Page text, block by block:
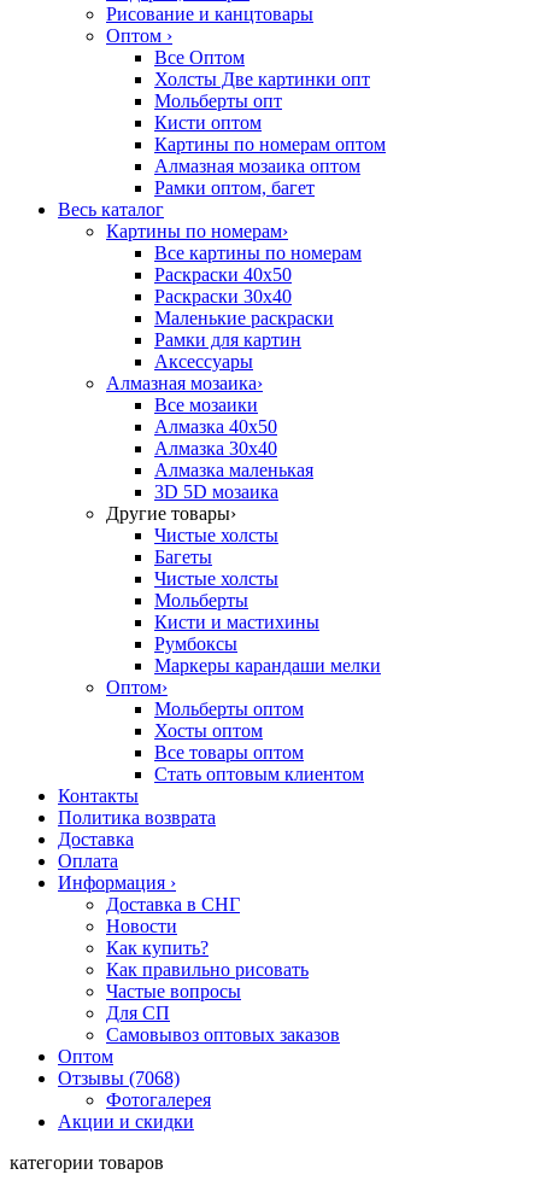
Рисование и канцтовары
Оптом ›
Все Оптом
Холсты Две картинки опт
Мольберты опт
Кисти оптом
Картины по номерам оптом
Алмазная мозаика оптом
Рамки оптом, багет
Весь каталог
Картины по номерам›
Все картины по номерам
Раскраски 40х50
Раскраски 30х40
Маленькие раскраски
Рамки для картин
Аксессуары
Алмазная мозаика›
Все мозаики
Алмазка 40х50
Алмазка 30х40
Алмазка маленькая
3D 5D мозаика
Другие товары›
Чистые холсты
Багеты
Чистые холсты
Мольберты
Кисти и мастихины
Румбоксы
Маркеры карандаши мелки
Оптом›
Мольберты оптом
Хосты оптом
Все товары оптом
Стать оптовым клиентом
Контакты
Политика возврата
Доставка
Оплата
Информация ›
Доставка в СНГ
Новости
Как купить?
Как правильно рисовать
Частые вопросы
Для СП
Самовывоз оптовых заказов
Оптом
Отзывы (7068)
Фотогалерея
Акции и скидки
категории товаров